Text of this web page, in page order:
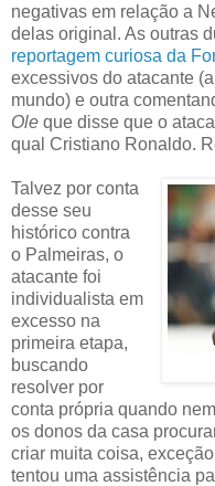
negativas em relação a
delas original. As outras
reportagem curiosa da
excessivos do atacante
mundo) e outra
Ole que disse que o
qual Cristiano Ronaldo.
Talvez por conta
desse seu
histórico contra
o Palmeiras, o
atacante foi
individualista em
excesso na
primeira etapa,
buscando
resolver por
conta própria quando
os donos da casa
criar muita coisa,
tentou uma assistência